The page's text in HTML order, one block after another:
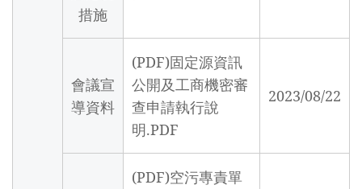
措施
會議宣
導資料
(PDF)固定源資訊
公開及工商機密審
查申請執行說
明.PDF
2023/08/22
(PDF)空污專責單